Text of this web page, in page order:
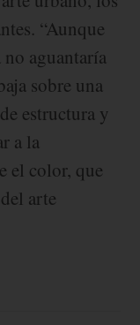
“Aunque
aguantaría
sobre una
estructura y
a la
el color, que
arte